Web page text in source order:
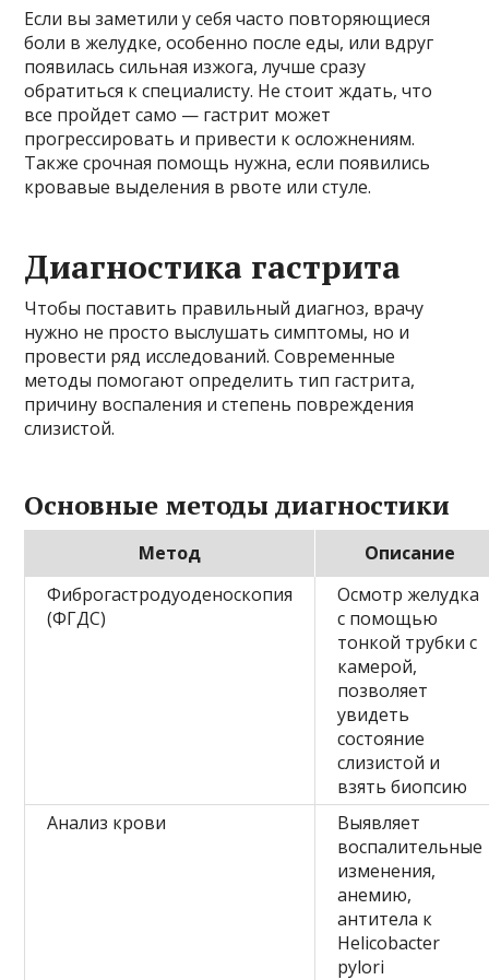
Если вы заметили у себя часто повторяющиеся
боли в желудке, особенно после еды, или вдруг
появилась сильная изжога, лучше сразу
обратиться к специалисту. Не стоит ждать, что
все пройдет само — гастрит может
прогрессировать и привести к осложнениям.
Также срочная помощь нужна, если появились
кровавые выделения в рвоте или стуле.
Диагностика гастрита
Чтобы поставить правильный диагноз, врачу
нужно не просто выслушать симптомы, но и
провести ряд исследований. Современные
методы помогают определить тип гастрита,
причину воспаления и степень повреждения
слизистой.
Основные методы диагностики
Метод
Описание
Фиброгастродуоденоскопия
(ФГДС)
Осмотр желудка
с помощью
тонкой трубки с
камерой,
позволяет
увидеть
состояние
слизистой и
взять биопсию
Анализ крови
Выявляет
воспалительные
изменения,
анемию,
антитела к
Helicobacter
pylori